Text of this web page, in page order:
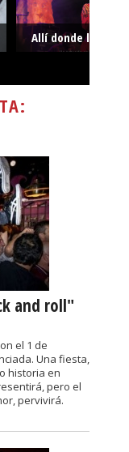
Allí donde la
and roll"
el 1 de
Una fiesta,
historia en
pero el
pervivirá.